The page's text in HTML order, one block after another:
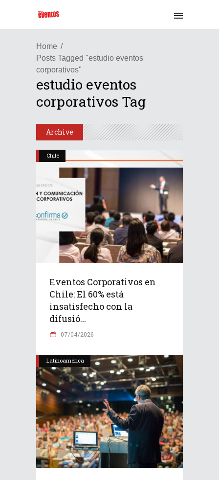
Home
Posts Tagged "estudio eventos
corporativos"
estudio eventos
corporativos Tag
Archive
Chile
Eventos Corporativos en
Chile: El 60% está
insatisfecho con la
difusió...
07/04/2026
Latinoamérica